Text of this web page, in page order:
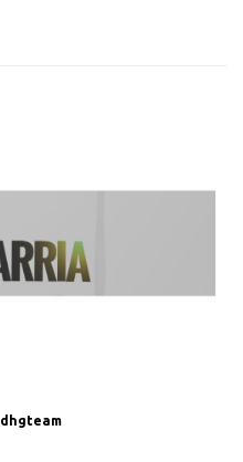
dhgteam